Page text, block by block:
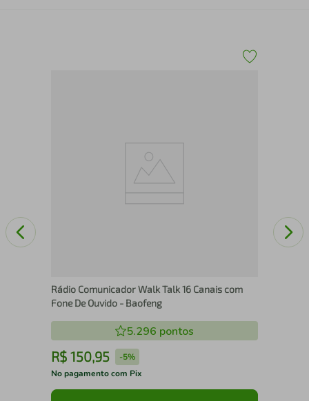
Rádio Comunicador Walk Talk 16 Canais com
Fone De Ouvido - Baofeng
5.296 pontos
R$ 150,95 -5%
No pagamento com Pix